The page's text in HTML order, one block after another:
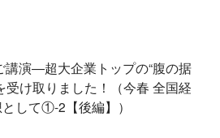
講演―超大企業トップの“腹の据
受け取りました！（今春 全国経
して①-2【後編】）